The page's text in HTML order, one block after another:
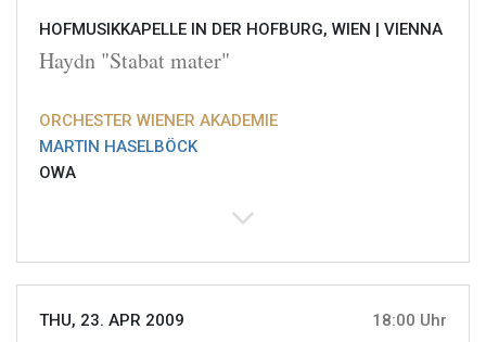
HOFMUSIKKAPELLE IN DER HOFBURG, WIEN | VIENNA
Haydn "Stabat mater"
ORCHESTER WIENER AKADEMIE
MARTIN HASELBÖCK
OWA
THU, 23. APR 2009 18:00 Uhr